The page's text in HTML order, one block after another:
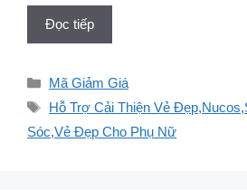
Đọc tiếp
Danh
mục
Mã Giảm Giá
Thẻ
Hỗ Trợ Cải Thiện Vẻ Đẹp,Nucos,
Sóc,Vẻ Đẹp Cho Phụ Nữ